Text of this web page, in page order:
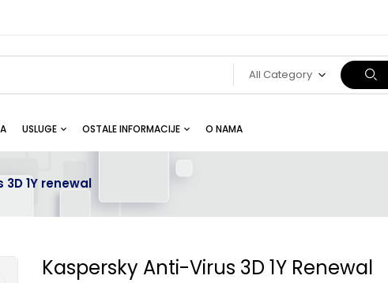
All Category
USLUGE OSTALE INFORMACIJE O NAMA
1Y renewal
Kaspersky Anti-Virus 3D 1Y Renewal